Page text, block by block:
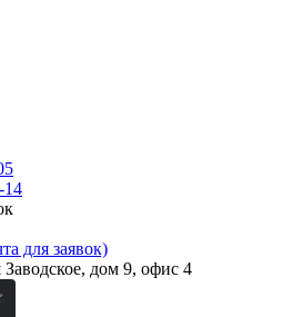
14
для заявок)
дом 9, офис 4